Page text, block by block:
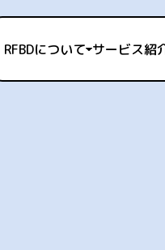
RFBDについて サービス紹